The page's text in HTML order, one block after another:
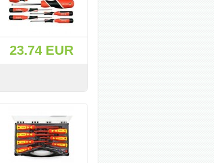
23.74 EUR
СМОТРЕТЬKУПИТЬ